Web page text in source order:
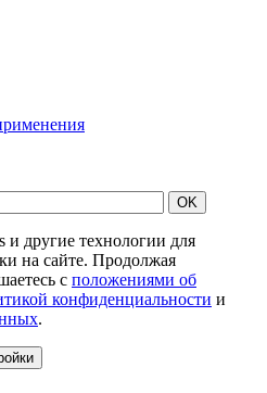
и другие технологии для
на сайте. Продолжая
с положениями об
конфиденциальности и
.